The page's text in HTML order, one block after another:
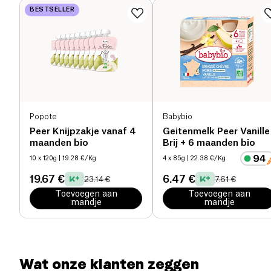
BESTSELLER
Popote
Peer Knijpzakje vanaf 4
maanden bio
10 x 120g | 19.28 €/Kg
19.67 € 23.14 €
Toevoegen aan
mandje
Babybio
Geitenmelk Peer Vanille
Brij + 6 maanden bio
4 x 85g | 22.38 €/Kg
6.47 € 7.61 €
Toevoegen aan
mandje
toegevoegde suiker en 100% biologisch, de
Popote-puree kan zo gegeten worden of gemengd
met andere smaken voor unieke maaltijden! Vanaf 6
maanden
11.2 g
0.1 g
Wat onze klanten zeggen